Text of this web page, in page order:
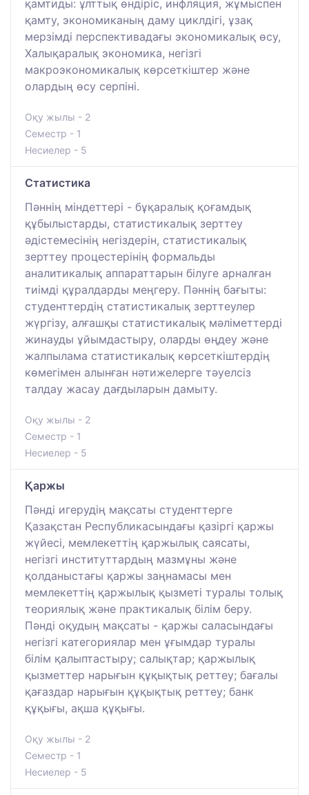
қамтиды: ұлттық өндіріс, инфляция, жұмыспен
қамту, экономиканың даму циклдігі, ұзақ
мерзімді перспективадағы экономикалық өсу,
Халықаралық экономика, негізгі
макроэкономикалық көрсеткіштер және
олардың өсу серпіні.
Оқу жылы - 2
Семестр - 1
Несиелер - 5
Статистика
Пәннің міндеттері - бұқаралық қоғамдық
құбылыстарды, статистикалық зерттеу
әдістемесінің негіздерін, статистикалық
зерттеу процестерінің формальды
аналитикалық аппараттарын білуге арналған
тиімді құралдарды меңгеру. Пәннің бағыты:
студенттердің статистикалық зерттеулер
жүргізу, алғашқы статистикалық мәліметтерді
жинауды ұйымдастыру, оларды өңдеу және
жалпылама статистикалық көрсеткіштердің
көмегімен алынған нәтижелерге тәуелсіз
талдау жасау дағдыларын дамыту.
Оқу жылы - 2
Семестр - 1
Несиелер - 5
Қаржы
Пәнді игерудің мақсаты студенттерге
Қазақстан Республикасындағы қазіргі қаржы
жүйесі, мемлекеттің қаржылық саясаты,
негізгі институттардың мазмұны және
қолданыстағы қаржы заңнамасы мен
мемлекеттің қаржылық қызметі туралы толық
теориялық және практикалық білім беру.
Пәнді оқудың мақсаты - қаржы саласындағы
негізгі категориялар мен ұғымдар туралы
білім қалыптастыру; салықтар; қаржылық
қызметтер нарығын құқықтық реттеу; бағалы
қағаздар нарығын құқықтық реттеу; банк
құқығы, ақша құқығы.
Оқу жылы - 2
Семестр - 1
Несиелер - 5